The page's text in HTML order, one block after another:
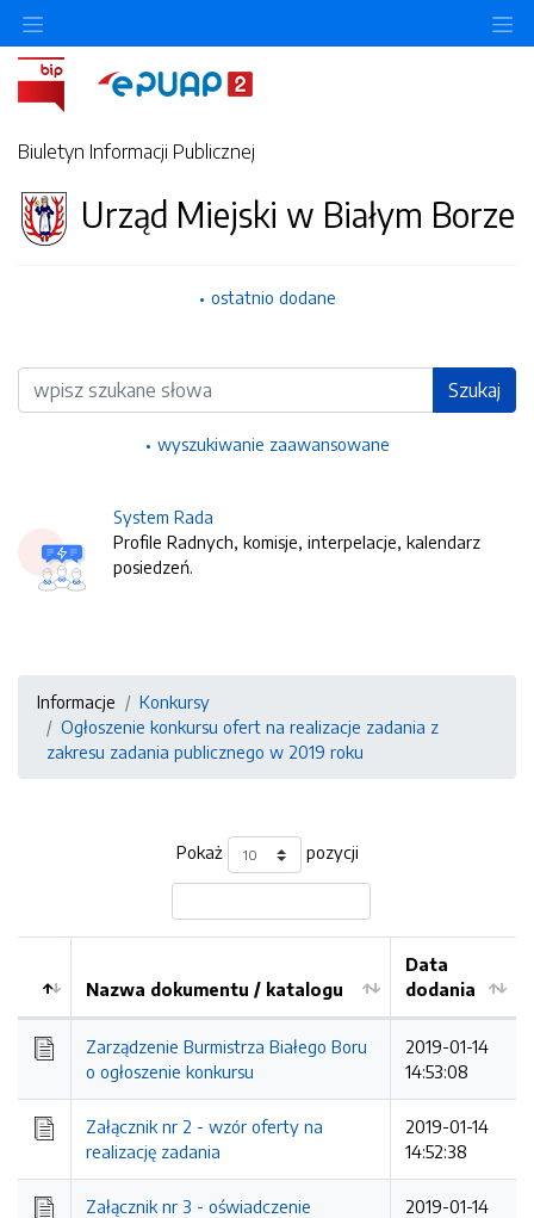
Biuletyn Informacji Publicznej
Urząd Miejski w Białym Borze
ostatnio dodane
Wyszukiwarka Szukaj
wyszukiwanie zaawansowane
System Rada
Profile Radnych, komisje, interpelacje, kalendarz
posiedzeń.
Informacje
Konkursy
Ogłoszenie konkursu ofert na realizacje zadania z
zakresu zadania publicznego w 2019 roku
Pokaż pozycji
Kolejność
Nazwa dokumentu / katalogu
Data
dodania
Zarządzenie Burmistrza Białego Boru
o ogłoszenie konkursu
2019-01-14
14:53:08
Załącznik nr 2 - wzór oferty na
realizację zadania
2019-01-14
14:52:38
Załącznik nr 3 - oświadczenie
2019-01-14